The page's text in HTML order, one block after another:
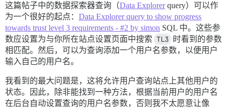
这篇帖子中的数据探索器查询（Data Explorerquery）可以作
为一个很好的起点： Data Explorer query to show progress
towards trust level 3 requirements - #2 by simon SQL 中。这些参
数应设置为与你所在站点设置页面中搜索 TL3
时看到的参数
相匹配。然后，可以为查询添加一个用户名参数，以便用户
输入自己的用户名。
我看到的最大问题是，这将允许用户查询站点上其他用户的
状态。因此，除非能找到一种方法，根据当前用户的用户名
在后台自动设置查询的用户名参数，否则我不太愿意让像